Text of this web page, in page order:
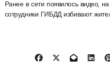
Ранее в сети появилось видео,
сотрудники ГИБДД избивают